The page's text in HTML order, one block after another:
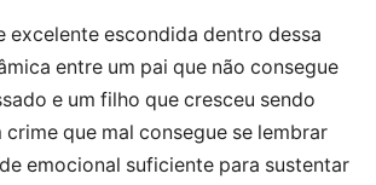
excelente escondida dentro dessa
entre um pai que não consegue
e um filho que cresceu sendo
que mal consegue se lembrar
emocional suficiente para sustentar